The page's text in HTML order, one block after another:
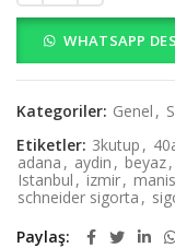
WHATSAPP
Kategoriler: Genel ,
Etiketler: 3kutup ,
adana , aydin , beyaz,
Istanbul , izmir,
schneider sigorta ,
Paylaş